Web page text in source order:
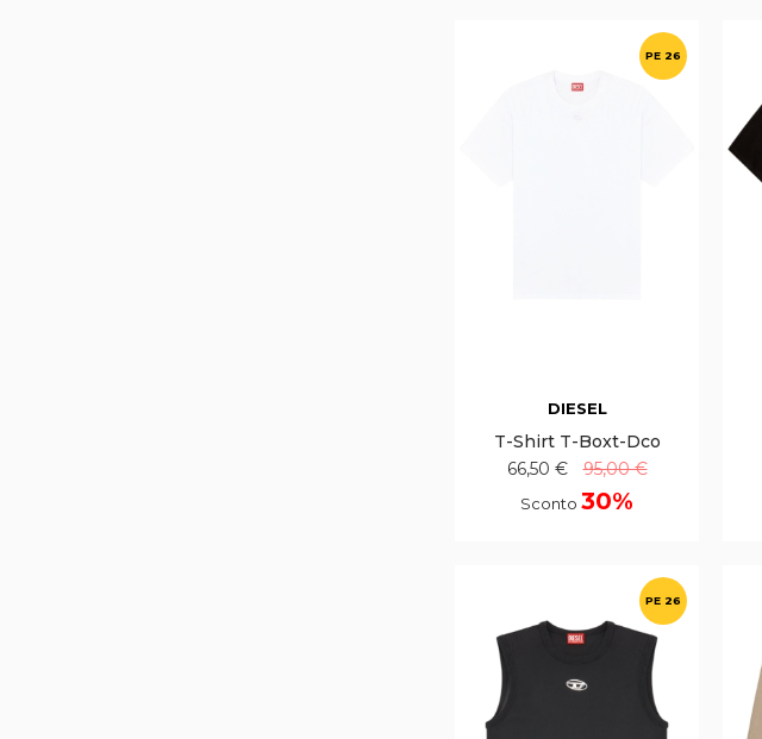
PE 26
DIESEL
T-Shirt T-Boxt-Dco
66,50 €
95,00 €
Sconto 30%
PE 26